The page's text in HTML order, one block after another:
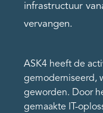
infrastructuur
vervangen.
ASK4 heeft de
gemoderniseerd,
geworden. Door
gemaakte IT-